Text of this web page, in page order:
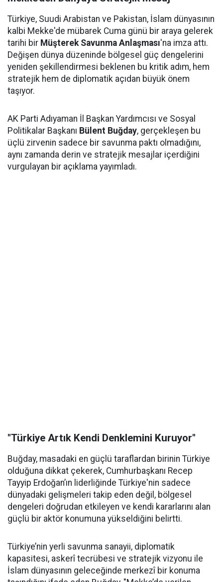
Türkiye, Suudi Arabistan ve Pakistan, İslam dünyasının
kalbi Mekke'de mübarek Cuma günü bir araya gelerek
tarihi bir Müşterek Savunma Anlaşması'na imza attı.
Değişen dünya düzeninde bölgesel güç dengelerini
yeniden şekillendirmesi beklenen bu kritik adım, hem
stratejik hem de diplomatik açıdan büyük önem
taşıyor.
AK Parti Adıyaman İl Başkan Yardımcısı ve Sosyal
Politikalar Başkanı Bülent Buğday, gerçekleşen bu
üçlü zirvenin sadece bir savunma paktı olmadığını,
aynı zamanda derin ve stratejik mesajlar içerdiğini
vurgulayan bir açıklama yayımladı.
"Türkiye Artık Kendi Denklemini Kuruyor"
Buğday, masadaki en güçlü taraflardan birinin Türkiye
olduğuna dikkat çekerek, Cumhurbaşkanı Recep
Tayyip Erdoğan’ın liderliğinde Türkiye'nin sadece
dünyadaki gelişmeleri takip eden değil, bölgesel
dengeleri doğrudan etkileyen ve kendi kararlarını alan
güçlü bir aktör konumuna yükseldiğini belirtti.
Türkiye’nin yerli savunma sanayii, diplomatik
kapasitesi, askerî tecrübesi ve stratejik vizyonu ile
İslam dünyasının geleceğinde merkezî bir konuma